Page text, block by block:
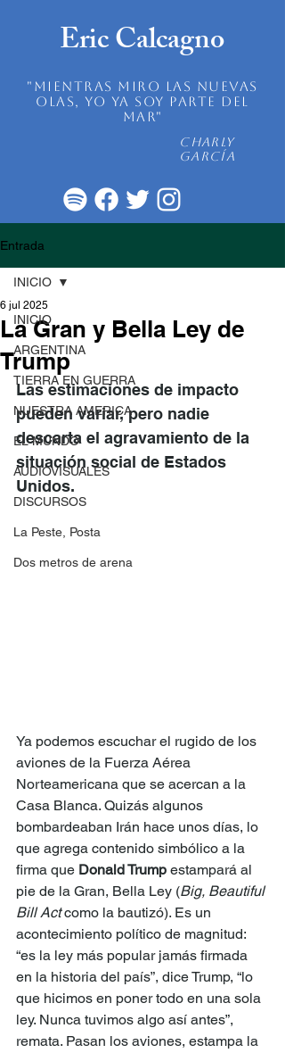
Eric Calcagno
"mientras miro las nuevas
olas, yo ya soy parte del
mar"
Charly
García
Entrada
INICIO
ARGENTINA
TIERRA EN GUERRA
NUESTRA AMERICA
EL MUNDO
AUDIOVISUALES
DISCURSOS
La Peste, Posta
Dos metros de arena
INICIO
La Gran y Bella Ley de
Trump
6 jul 2025
Las estimaciones de impacto
pueden variar, pero nadie
descarta el agravamiento de la
situación social de Estados
Unidos.
Ya podemos escuchar el rugido de los
aviones de la Fuerza Aérea
Norteamericana que se acercan a la
Casa Blanca. Quizás algunos
bombardeaban Irán hace unos días, lo
que agrega contenido simbólico a la
firma que Donald Trump estampará al
pie de la Gran, Bella Ley (Big, Beautiful
Bill Act como la bautizó). Es un
acontecimiento político de magnitud:
“es la ley más popular jamás firmada
en la historia del país”, dice Trump, “lo
que hicimos en poner todo en una sola
ley. Nunca tuvimos algo así antes”,
remata. Pasan los aviones, estampa la